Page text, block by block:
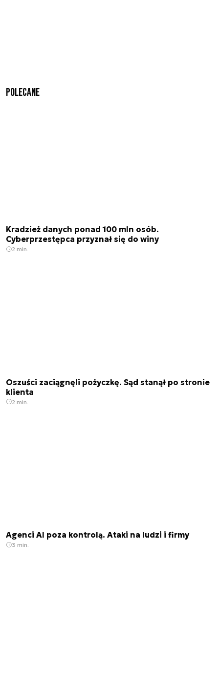
Polecane
Kradzież danych ponad 100 mln osób.
Cyberprzestępca przyznał się do winy
2 min.
Oszuści zaciągnęli pożyczkę. Sąd stanął po stronie
klienta
2 min.
Agenci AI poza kontrolą. Ataki na ludzi i firmy
3 min.